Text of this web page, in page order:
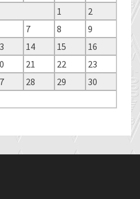
1
2
7 8
9
14 15
16
21 22
23
28 29
30